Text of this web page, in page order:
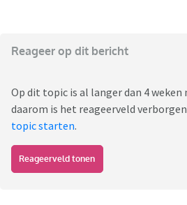
Reageer op dit bericht
Op dit topic is al langer dan 4 weken
daarom is het reageerveld
topic starten.
Reageerveld tonen